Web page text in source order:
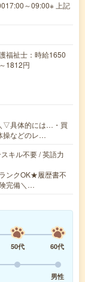
～09:00※ 上記
福祉士：時給1650
1812円
▽具体的には…・買
操などのレ…
キル不要 / 英語力
ンクOK★履歴書不
完備＼…
50代
60代
男性